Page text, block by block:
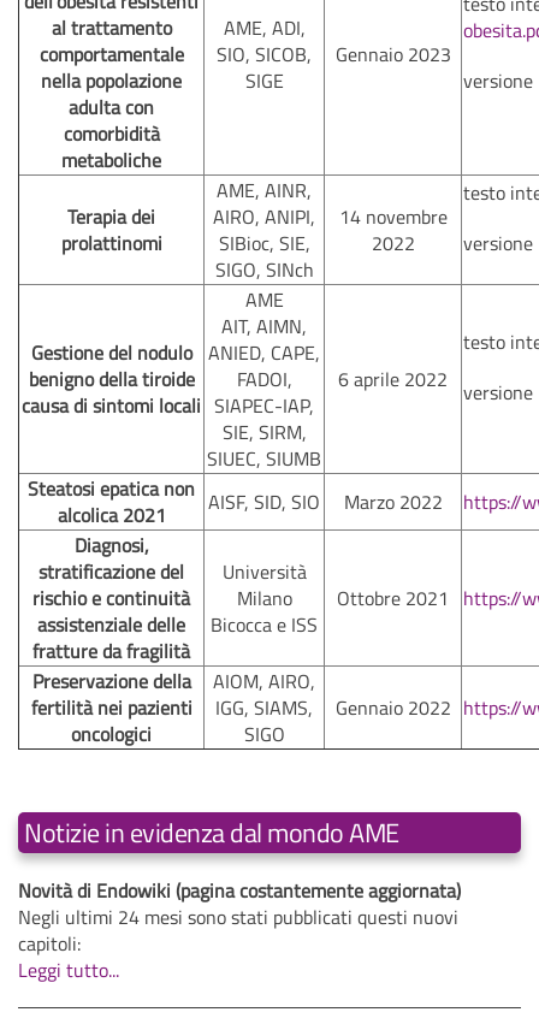
al trattamento
comportamentale
nella popolazione
adulta con
comorbidità
metaboliche
AME, ADI,
SIO, SICOB,
SIGE
Gennaio 2023
Terapia dei
prolattinomi
AME, AINR,
AIRO, ANIPI,
SIBioc, SIE,
SIGO, SINch
14 novembre
2022
testo
Gestione del nodulo
benigno della tiroide
causa di sintomi locali
AME
AIT, AIMN,
ANIED, CAPE,
FADOI,
SIAPEC-IAP,
SIE, SIRM,
SIUEC, SIUMB
6 aprile 2022
testo
Steatosi epatica non
alcolica 2021
AISF, SID, SIO Marzo 2022
https://
Diagnosi,
stratificazione del
rischio e continuità
assistenziale delle
fratture da fragilità
Università
Milano
Bicocca e ISS
Ottobre 2021 https://
Preservazione della
fertilità nei pazienti
oncologici
AIOM, AIRO,
IGG, SIAMS,
SIGO
Gennaio 2022 https://
Notizie in evidenza dal mondo AME
Novità di Endowiki (pagina costantemente aggiornata)
Negli ultimi 24 mesi sono stati pubblicati questi nuovi
capitoli:
Leggi tutto...